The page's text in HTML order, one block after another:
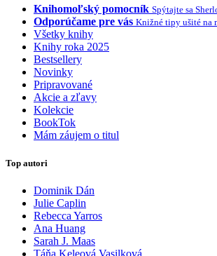
Knihomoľský pomocník Spýtajte sa
Odporúčame pre vás Knižné tipy ušité na
Všetky knihy
Knihy roka 2025
Bestsellery
Novinky
Pripravované
Akcie a zľavy
Kolekcie
BookTok
Mám záujem o titul
Top autori
Dominik Dán
Julie Caplin
Rebecca Yarros
Ana Huang
Sarah J. Maas
Táňa Keleová Vasilková